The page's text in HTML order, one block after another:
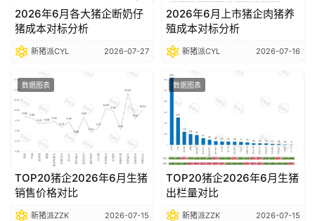
今
日
猪
价
2026年6月各大猪企断奶仔
猪成本对标分析
新猪派CYL 2026-07-27
2026年6月上市猪企肉猪养
殖成本对标分析
新猪派CYL 2026-07-16
数据图表
TOP20猪企2026年6月生猪
销售价格对比
新猪派ZZK 2026-07-15
数据图表
TOP20猪企2026年6月生猪
出栏量对比
新猪派ZZK 2026-07-15